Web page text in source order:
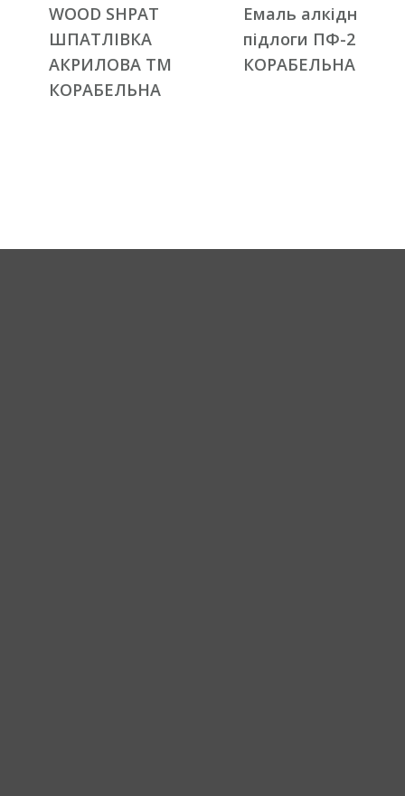
WOOD SHPAT
ШПАТЛІВКА
АКРИЛОВА ТМ
КОРАБЕЛЬНА
Емаль алкідна для
підлоги ПФ-266 ТМ
КОРАБЕЛЬНА